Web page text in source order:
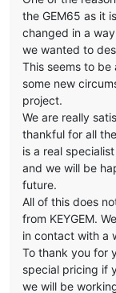
the GEM65 as it
changed in a
we wanted to
This seems to
some new
project.
We are really
thankful for all
is a real
and we will be
future.
All of this does
from KEYGEM.
in contact with a
To thank you for
special pricing if
we will be